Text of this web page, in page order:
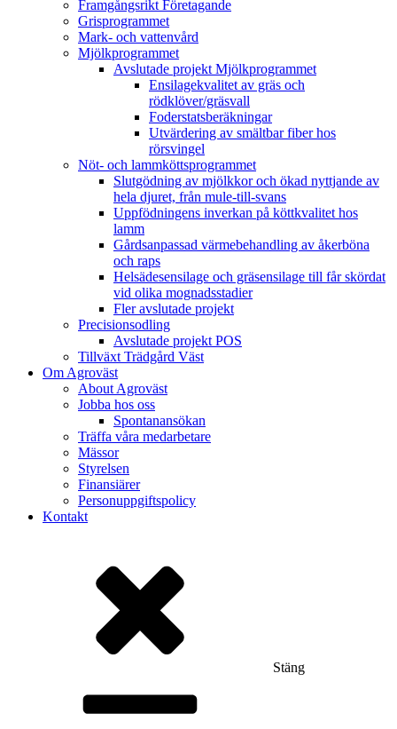
Framgångsrikt Företagande
Grisprogrammet
Mark- och vattenvård
Mjölkprogrammet
Avslutade projekt Mjölkprogrammet
Ensilagekvalitet av gräs och
rödklöver/gräsvall
Foderstatsberäkningar
Utvärdering av smältbar fiber hos
rörsvingel
Nöt- och lammköttsprogrammet
Slutgödning av mjölkkor och ökad nyttjande av
hela djuret, från mule-till-svans
Uppfödningens inverkan på köttkvalitet hos
lamm
Gårdsanpassad värmebehandling av åkerböna
och raps
Helsädesensilage och gräsensilage till får skördat
vid olika mognadsstadier
Fler avslutade projekt
Precisionsodling
Avslutade projekt POS
Tillväxt Trädgård Väst
Om Agroväst
About Agroväst
Jobba hos oss
Spontanansökan
Träffa våra medarbetare
Mässor
Styrelsen
Finansiärer
Personuppgiftspolicy
Kontakt
Stäng